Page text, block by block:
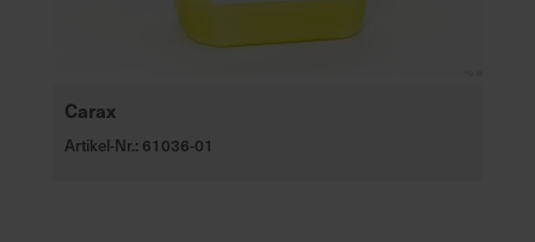
Carax
Artikel-Nr.: 61036-01